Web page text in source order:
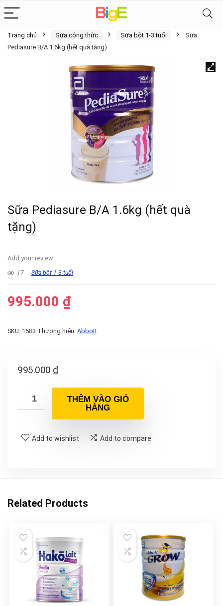
Trang chủ Sữa công thức Sữa bột 1-3 tuổi
Sữa
Pediasure B/A 1.6kg (hết quà tặng)
Sữa Pediasure B/A 1.6kg (hết quà
tặng)
Add your review
17 Sữa bột 1-3 tuổi
995.000 ₫
SKU: 1583 Thương hiệu: Abbott
995.000 ₫
THÊM VÀO GIỎ
HÀNG
Add to wishlist Add to compare
Related Products